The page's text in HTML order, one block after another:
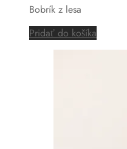
was:
15,00€.10,50€.
Bobrík z lesa
Pridať do košíka